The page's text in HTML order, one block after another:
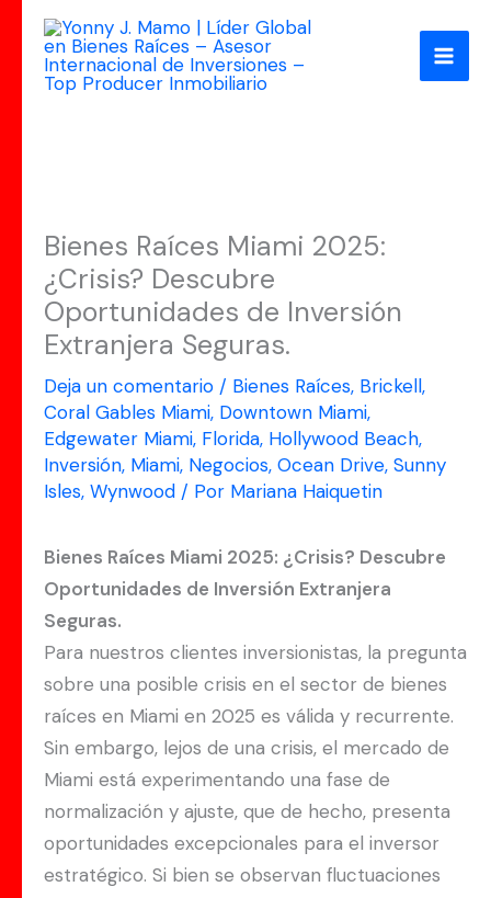
contenido
Bienes Raíces Miami 2025:
¿Crisis? Descubre
Oportunidades de Inversión
Extranjera Seguras.
Deja un comentario / Bienes Raíces, Brickell,
Coral Gables Miami, Downtown Miami,
Edgewater Miami, Florida, Hollywood Beach,
Inversión, Miami, Negocios, Ocean Drive, Sunny
Isles, Wynwood / Por Mariana Haiquetin
Bienes Raíces Miami 2025: ¿Crisis? Descubre
Oportunidades de Inversión Extranjera
Seguras.
Para nuestros clientes inversionistas, la pregunta
sobre una posible crisis en el sector de bienes
raíces en Miami en 2025 es válida y recurrente.
Sin embargo, lejos de una crisis, el mercado de
Miami está experimentando una fase de
normalización y ajuste, que de hecho, presenta
oportunidades excepcionales para el inversor
estratégico. Si bien se observan fluctuaciones